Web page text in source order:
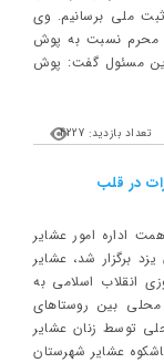
ملی برسانیم. وی
محرم نسبت به پوش
مسئول گفت: پوش
تعداد بازدید: 4227
در قلب
اداره امور عشایر
برگزار شد، عشایر
انقلاب اسلامی به
بین روستاهای
توسط زنان عشایر
عشایر شهرستان